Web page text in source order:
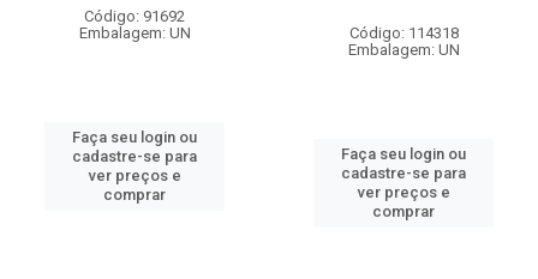
Código: 91692
Embalagem: UN
Faça seu login ou
cadastre-se para
ver preços e
comprar
Código: 114318
Embalagem: UN
Faça seu login ou
cadastre-se para
ver preços e
comprar